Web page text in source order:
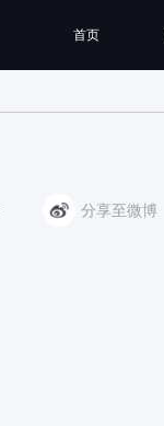
首页
分享至微博